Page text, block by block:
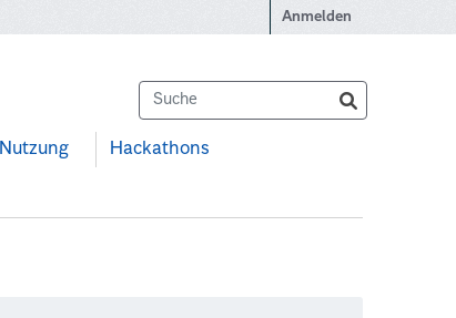
Anmelden
Nutzung Hackathons